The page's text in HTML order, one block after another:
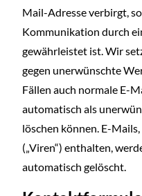
Mail-Adresse verbirgt,
Kommunikation durch
gewährleistet ist. Wir
gegen unerwünschte
Fällen auch normale E-
automatisch als
löschen können. E-
(„Viren“) enthalten,
automatisch gelöscht.